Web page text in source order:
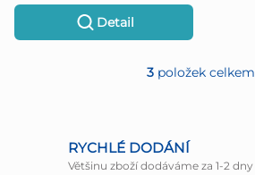
Detail
O
3položek celkem
RYCHLÉ DODÁNÍ
Většinu zboží dodáváme za 1-2 dny